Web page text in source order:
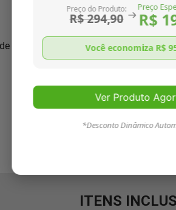
Preço do Produto:
R$ 294,90
Preço
R$
Você economiza R$
Ver Produto
*Desconto Dinâmico
seu aparelho
ITENS